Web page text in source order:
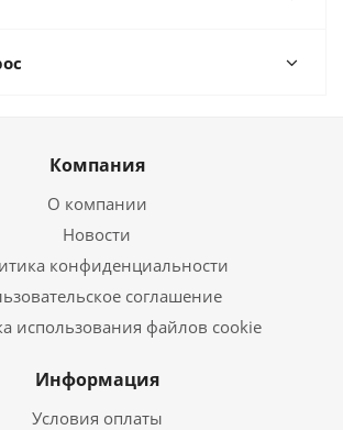
Компания
О компании
Новости
конфиденциальности
соглашение
использования файлов cookie
Информация
Условия оплаты